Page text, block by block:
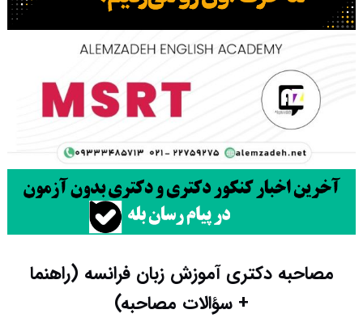
مصاحبه دکتری آموزش زبان فرانسه (راهنما
+ سؤالات مصاحبه)